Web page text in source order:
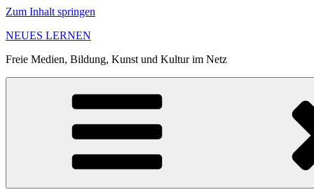
Zum Inhalt springen
NEUES LERNEN
Freie Medien, Bildung, Kunst und Kultur im Netz